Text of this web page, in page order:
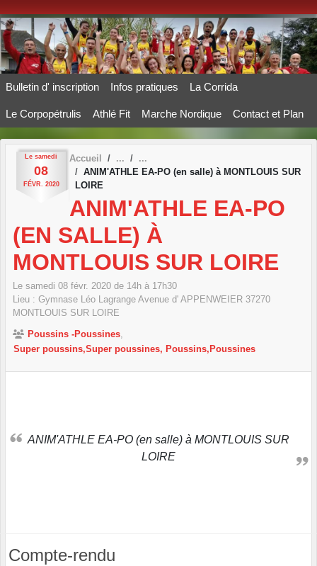
Bulletin d' inscription Infos pratiques La Corrida
Le Corpopétrulis Athlé Fit Marche Nordique Contact et Plan
Le samedi
08
FÉVR. 2020
Accueil
ANIM'ATHLE EA-PO (en salle) à MONTLOUIS SUR
LOIRE
ANIM'ATHLE EA-PO
(EN SALLE) À
MONTLOUIS SUR LOIRE
Le samedi 08 févr. 2020 de 14h à 17h30
Lieu : Gymnase Léo Lagrange Avenue d' APPENWEIER 37270
MONTLOUIS SUR LOIRE
Poussins -Poussines
Super poussins,Super poussines, Poussins,Poussines
ANIM'ATHLE EA-PO (en salle) à MONTLOUIS SUR
LOIRE
Compte-rendu